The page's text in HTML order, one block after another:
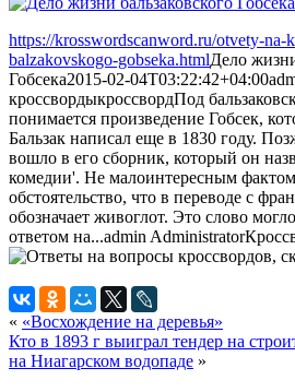
https://krosswordscanword.ru/otvety-
balzakovskogo-gobseka.htmlДело
Гобсека2015-02-04T03:22:42+04:00
кроссвордыкроссвордПод
понимается произведение Гобсек,
Бальзак написал еще в 1830 году.
вошло в его сборник, который он
комедии'. Не малоинтересным фактом
обстоятельство, что в переводе с
обозначает живоглот. Это слово
ответом на...admin Administrator
« «Восхождение на деревья»
Кто в 1893 г выиграл тендер на
на Ниагарском водопаде »